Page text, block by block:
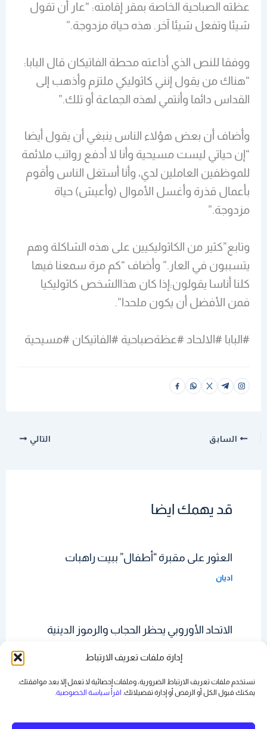
إدارة ملفات تعريف الارتباط
نستخدم ملفات تعريف الارتباط الضرورية، وملفات إحصائية لا تعمل إلا بعد موافقتك.
يمكنك قبول الكل أو الرفض أوإدارة تفضيلاتك. اقرأ سياسة الخصوصية.
عظته الصباحية الخاصة بمقر إقامته: “عار أن تقول
شيئا وتفعل شيئا آخر. هذه حياة مزدوجة.”
ووفقا للنص الذي أذاعته محطة الفاتيكان قال البابا:
“هناك من يقول إنني كاثوليكي ملتزم وأذهب إلى
القداس دائما وأنتمي لهذه الجماعة أو تلك.”
وأضاف أن بعض هؤلاء الناس ينبغي أن يقول أيضا
“إن حياتي ليست مسيحية وأنا لا أدفع رواتب ملائمة
للموظفين العاملين لدي، وأنا أستغل الناس وأقوم
بأعمال قذرة وأغسل الأموال (وأعيش) حياة
مزدوجة.”
وتابع”كثير من الكاثوليكيين على هذه الشاكلة وهم
يتسببون في العار.” وأضاف “كم مرة سمعنا فيها
كلنا أناسا يقولون:إذا كان هذاالشخص كاثوليكيا
فمن الأفضل أن يكون ملحدا”.
#البابا #الالحاد #عظةصباحية #الفاتيكان #مسيحية
السابق التالي
قد يهمك ايضا
العثور على مقبرة “أطفال” ببيت راهبات
اديان
الاتحاد الأوروبي يحظر الحجاب والرموز الدينية